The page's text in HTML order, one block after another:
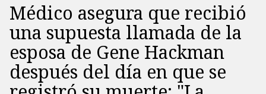
Médico asegura que recibió
una supuesta llamada de la
esposa de Gene Hackman
después del día en que se